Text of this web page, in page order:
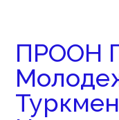
ПРООН